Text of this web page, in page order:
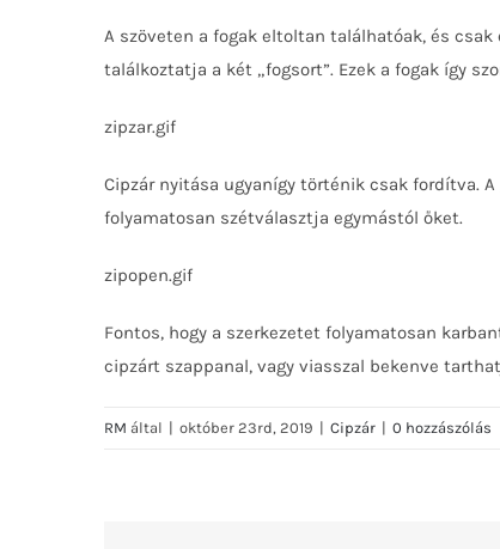
A szöveten a fogak eltoltan találhatóak, és
találkoztatja a két „fogsort”. Ezek a fogak így
zipzar.gif
Cipzár nyitása ugyanígy történik csak fordítva.
folyamatosan szétválasztja egymástól őket.
zipopen.gif
Fontos, hogy a szerkezetet folyamatosan
cipzárt szappanal, vagy viasszal bekenve
RM által | október 23rd, 2019 | Cipzár | 0 hozzászólás